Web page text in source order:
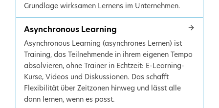
Grundlage wirksamen Lernens im Unternehmen.
Asynchronous Learning
Asynchronous Learning (asynchrones Lernen) ist
Training, das Teilnehmende in ihrem eigenen Tempo
absolvieren, ohne Trainer in Echtzeit: E-Learning-
Kurse, Videos und Diskussionen. Das schafft
Flexibilität über Zeitzonen hinweg und lässt alle
dann lernen, wenn es passt.